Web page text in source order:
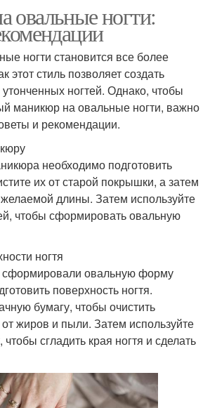
ногти:
ногти становится все более
этот стиль позволяет создать
ногтей. Однако, чтобы
маникюр на овальные ногти, важно
и рекомендации.
необходимо подготовить
их от старой покрышки, а затем
длины. Затем используйте
чтобы сформировать овальную
ногтя
сформировали овальную форму
поверхность ногтя.
бумагу, чтобы очистить
от жиров и пыли. Затем используйте
сгладить края ногтя и сделать